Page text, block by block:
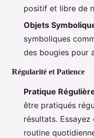
positif et libre de
Objets
symboliques
des bougies pour
Régularité et Patience
Pratique
être pratiqués
résultats.
routine